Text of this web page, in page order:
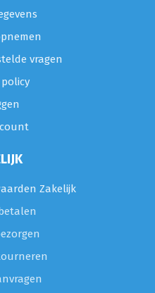
vragen
policy
Zakelijk